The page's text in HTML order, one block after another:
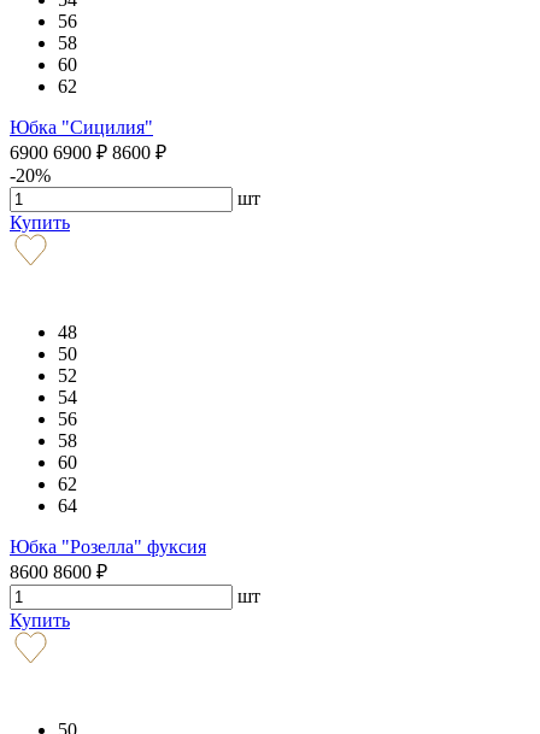
56
58
60
62
Юбка "Сицилия"
6900 6900 ₽ 8600 ₽
-20%
шт
Купить
48
50
52
54
56
58
60
62
64
Юбка "Розелла" фуксия
8600 8600 ₽
шт
Купить
50